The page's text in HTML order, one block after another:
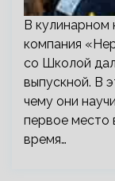
В кулинарном
компания
со Школой
выпускной. В
чему они
первое место
время…